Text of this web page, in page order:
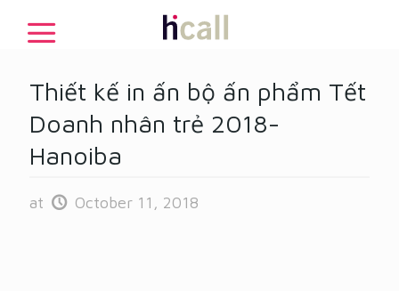
Thiết kế in ấn bộ ấn phẩm Tết
Doanh nhân trẻ 2018-
Hanoiba
at October 11, 2018